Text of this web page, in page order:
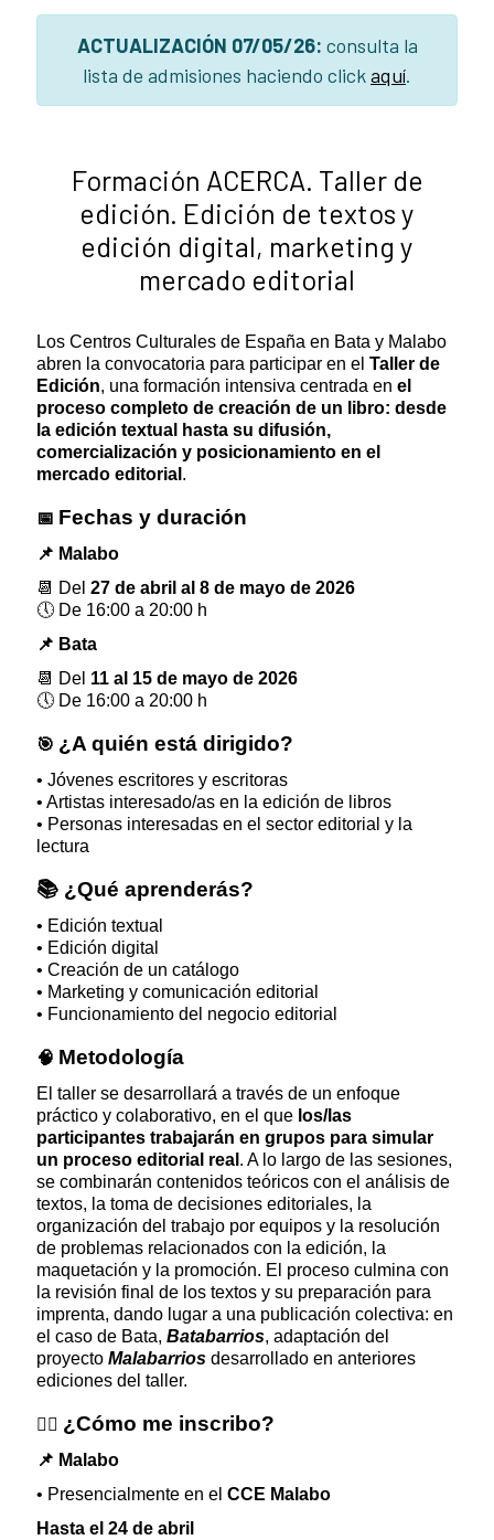
ACTUALIZACIÓN 07/05/26: consulta la
lista de admisiones haciendo clickaquí.
Formación ACERCA. Taller de
edición. Edición de textos y
edición digital, marketing y
mercado editorial
Los Centros Culturales de España en Bata y Malabo
abren la convocatoria para participar en el Taller de
Edición, una formación intensiva centrada en el
proceso completo de creación de un libro: desde
la edición textual hasta su difusión,
comercialización y posicionamiento en el
mercado editorial .
📅 Fechas y duración
📌 Malabo
📆 Del 27 de abril al 8 de mayo de 2026
🕔 De 16:00 a 20:00 h
📌 Bata
📆 Del 11 al 15 de mayo de 2026
🕔 De 16:00 a 20:00 h
🎯 ¿A quién está dirigido?
• Jóvenes escritores y escritoras
• Artistas interesado/as en la edición de libros
• Personas interesadas en el sector editorial y la
lectura
📚 ¿Qué aprenderás?
• Edición textual
• Edición digital
• Creación de un catálogo
• Marketing y comunicación editorial
• Funcionamiento del negocio editorial
🧠 Metodología
El taller se desarrollará a través de un enfoque
práctico y colaborativo, en el que los/las
participantes trabajarán en grupos para simular
un proceso editorial real . A lo largo de las sesiones,
se combinarán contenidos teóricos con el análisis de
textos, la toma de decisiones editoriales, la
organización del trabajo por equipos y la resolución
de problemas relacionados con la edición, la
maquetación y la promoción. El proceso culmina con
la revisión final de los textos y su preparación para
imprenta, dando lugar a una publicación colectiva: en
el caso de Bata, Batabarrios, adaptación del
proyecto Malabarrios desarrollado en anteriores
ediciones del taller.
✍🏿 ¿Cómo me inscribo?
📌 Malabo
• Presencialmente en el CCE Malabo
Hasta el 24 de abril